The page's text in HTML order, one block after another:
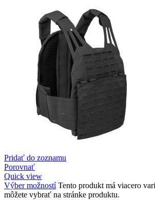
Pridať do zoznamu
Porovnať
Quick view
Výber možností Tento produkt má viacero
môžete vybrať na stránke produktu.